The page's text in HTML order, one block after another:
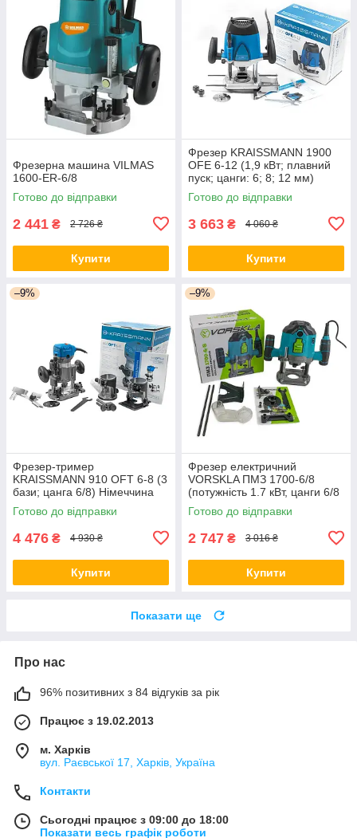
Фрезерна машина VILMAS
1600-ER-6/8
Готово до відправки
2 441 ₴ 2 726 ₴
Купити
Фрезер KRAISSMANN 1900
OFE 6-12 (1,9 кВт; плавний
пуск; цанги: 6; 8; 12 мм)
Німеччина
Готово до відправки
3 663 ₴ 4 060 ₴
Купити
–9%
Фрезер-тример
KRAISSMANN 910 OFT 6-8 (3
бази; цанга 6/8) Німеччина
Готово до відправки
4 476 ₴ 4 930 ₴
Купити
–9%
Фрезер електричний
VORSKLA ПМЗ 1700-6/8
(потужність 1.7 кВт, цанги 6/8
мм) Україна
Готово до відправки
2 747 ₴ 3 016 ₴
Купити
Показати ще
Про нас
96% позитивних з 84 відгуків за рік
Працює з 19.02.2013
м. Харків
вул. Раєвської 17, Харків, Україна
Контакти
Сьогодні працює з 09:00 до 18:00
Показати весь графік роботи